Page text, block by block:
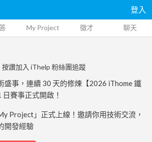
登入
My Project 徵才 聊天
按讚加入 iThelp 粉絲團追蹤
盛事，連續 30 天的修煉【2026 iThome 鐵
日賽事正式開啟！
Project」正式上線！邀請你用技術交流，
開發經驗